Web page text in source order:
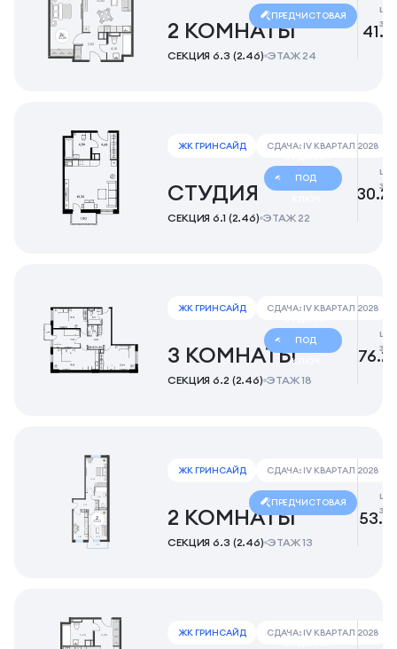
2 КОМНАТЫ
СЕКЦИЯ 6.3 (2.46) ЭТАЖ 24
ПРЕДЧИСТОВАЯ
ЖК ГРИНСАЙД СДАЧА: IV КВАРТАЛ 2028
СТУДИЯ
СЕКЦИЯ 6.1 (2.46) ЭТАЖ 22
ПОД
ЖК ГРИНСАЙД СДАЧА: IV КВАРТАЛ 2028
3 КОМНАТЫ
СЕКЦИЯ 6.2 (2.46) ЭТАЖ 18
ПОД
КЛЮЧ
ЖК ГРИНСАЙД СДАЧА: IV КВАРТАЛ 2028
2 КОМНАТЫ
СЕКЦИЯ 6.3 (2.46) ЭТАЖ 13
ПРЕДЧИСТОВАЯ
ЖК ГРИНСАЙД СДАЧА: IV КВАРТАЛ 2028